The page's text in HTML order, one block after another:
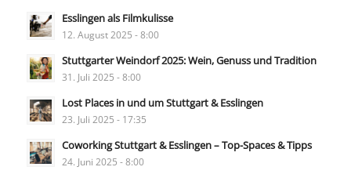
Esslingen als Filmkulisse
12. August 2025 - 8:00
Stuttgarter Weindorf 2025: Wein, Genuss und Tradition
31. Juli 2025 - 8:00
Lost Places in und um Stuttgart & Esslingen
23. Juli 2025 - 17:35
Coworking Stuttgart & Esslingen – Top-Spaces & Tipps
24. Juni 2025 - 8:00